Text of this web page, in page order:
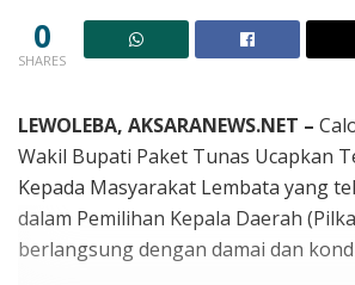
0
SHARES
LEWOLEBA, AKSARANEWS.NET –
Wakil Bupati Paket Tunas Ucapkan
Kepada Masyarakat Lembata yang
dalam Pemilihan Kepala Daerah
berlangsung dengan damai dan